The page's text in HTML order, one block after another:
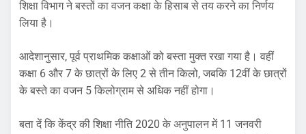
शिक्षा विभाग ने बस्तों का वजन कक्षा के हिसाब से तय करने का निर्णय
लिया है।
आदेशानुसार, पूर्व प्राथमिक कक्षाओं को बस्ता मुक्त रखा गया है। वहीं
कक्षा 6 और 7 के छात्रों के लिए 2 से तीन किलो, जबकि 12वीं के छात्रों
के बस्ते का वजन 5 किलोग्राम से अधिक नहीं होगा।
बता दें कि केंद्र की शिक्षा नीति 2020 के अनुपालन में 11 जनवरी